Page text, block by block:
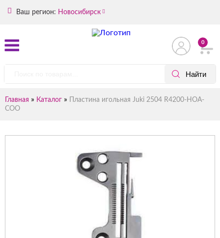
Ваш регион: Новосибирск
0
Главная » Каталог »
Пластина игольная Juki 2504 R4200-HOA-
COO